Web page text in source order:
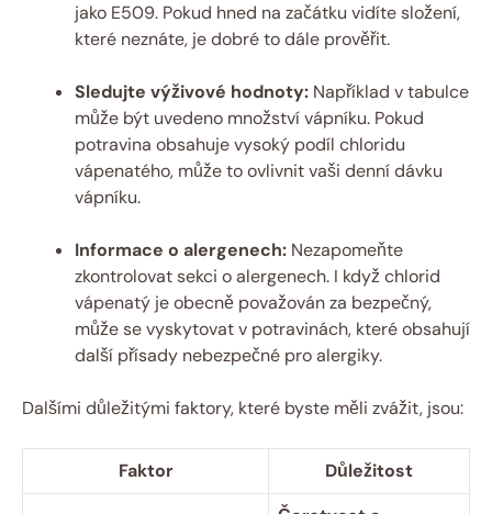
jako E509. Pokud hned na začátku vidíte složení,
které neznáte, je dobré to dále prověřit.
Sledujte výživové hodnoty: Například v tabulce
může být uvedeno množství vápníku. Pokud
potravina obsahuje vysoký podíl chloridu
vápenatého, může to ovlivnit vaši denní dávku
vápníku.
Informace o alergenech: Nezapomeňte
zkontrolovat sekci o alergenech. I když chlorid
vápenatý je obecně považován za bezpečný,
může se vyskytovat v potravinách, které obsahují
další přísady nebezpečné pro alergiky.
Dalšími důležitými faktory, které byste měli zvážit, jsou:
Faktor Důležitost